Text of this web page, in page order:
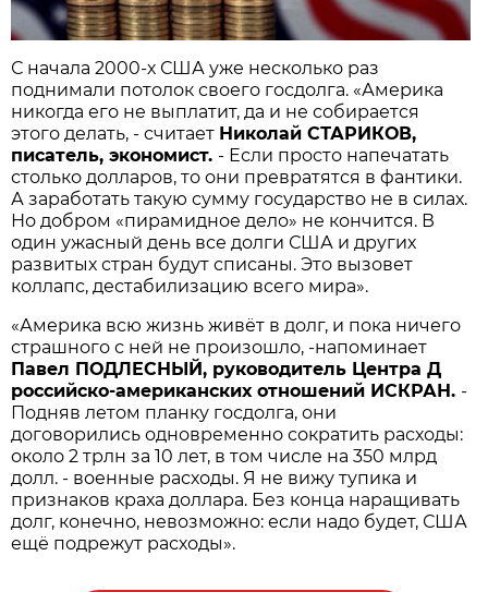
С начала 2000-х США уже несколько раз
поднимали потолок своего госдолга. «Америка
никогда его не выплатит, да и не собирается
этого делать, - считает Николай СТАРИКОВ,
писатель, экономист. - Если просто напечатать
столько долларов, то они превратятся в фантики.
А заработать такую сумму государство не в силах.
Но добром «пирамидное дело» не кончится. В
один ужасный день все долги США и других
развитых стран будут списаны. Это вызовет
коллапс, дестабилизацию всего мира».
«Америка всю жизнь живёт в долг, и пока ничего
страшного с ней не произошло, -напоминает
Павел ПОДЛЕСНЫЙ, руководитель Центра Д
российско-американских отношений ИСКРАН. -
Подняв летом планку госдолга, они
договорились одновременно сократить расходы:
около 2 трлн за 10 лет, в том числе на 350 млрд
долл. - военные расходы. Я не вижу тупика и
признаков краха доллара. Без конца наращивать
долг, конечно, невозможно: если надо будет, США
ещё подрежут расходы».